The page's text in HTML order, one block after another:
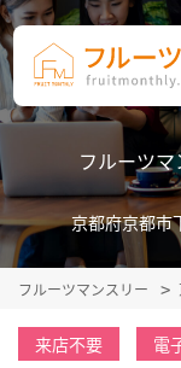
フルーツ
京都府京都市
フルーツマンスリー
来店不要 電